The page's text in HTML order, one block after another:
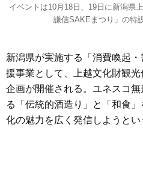
イベントは10月18日、19日に新潟県
謙信SAKEまつり」の特
新潟県が実施する「消費喚起
援事業として、上越文化財観
企画が開催される。ユネスコ
る「伝統的酒造り」と「和食
化の魅力を広く発信しようとい